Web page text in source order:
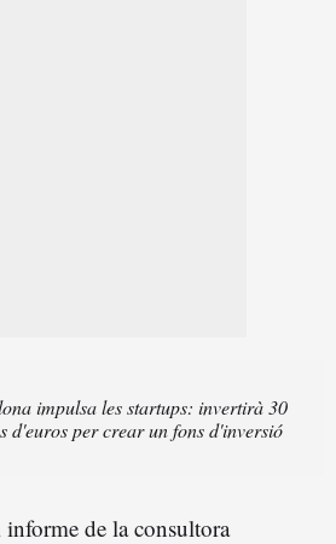
impulsa les startups: invertirà 30
d'euros per crear un fons d'inversió
de la consultora